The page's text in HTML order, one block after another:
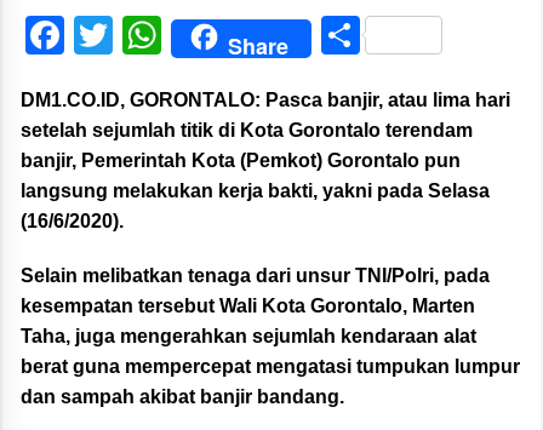
Facebook
Twitter
WhatsApp
Share Share
DM1.CO.ID, GORONTALO: Pasca banjir, atau lima hari
setelah sejumlah titik di Kota Gorontalo terendam
banjir, Pemerintah Kota (Pemkot) Gorontalo pun
langsung melakukan kerja bakti, yakni pada Selasa
(16/6/2020).
Selain melibatkan tenaga dari unsur TNI/Polri, pada
kesempatan tersebut Wali Kota Gorontalo, Marten
Taha, juga mengerahkan sejumlah kendaraan alat
berat guna mempercepat mengatasi tumpukan lumpur
dan sampah akibat banjir bandang.